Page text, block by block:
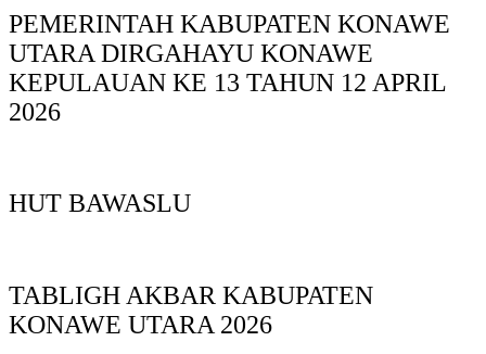
PEMERINTAH KABUPATEN KONAWE
UTARA DIRGAHAYU KONAWE
KEPULAUAN KE 13 TAHUN 12 APRIL
2026
HUT BAWASLU
TABLIGH AKBAR KABUPATEN
KONAWE UTARA 2026